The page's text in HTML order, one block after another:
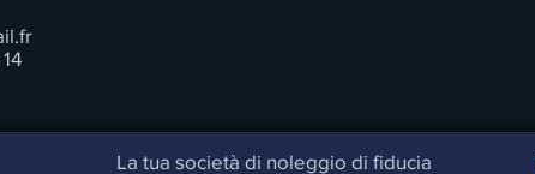
La tua società di noleggio di fiducia